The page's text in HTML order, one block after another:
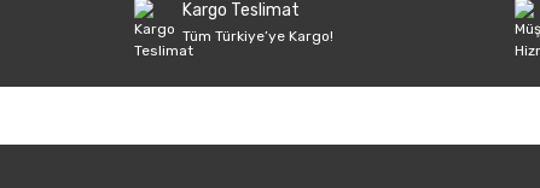
Kargo Teslimat
Tüm Türkiye’ye Kargo!